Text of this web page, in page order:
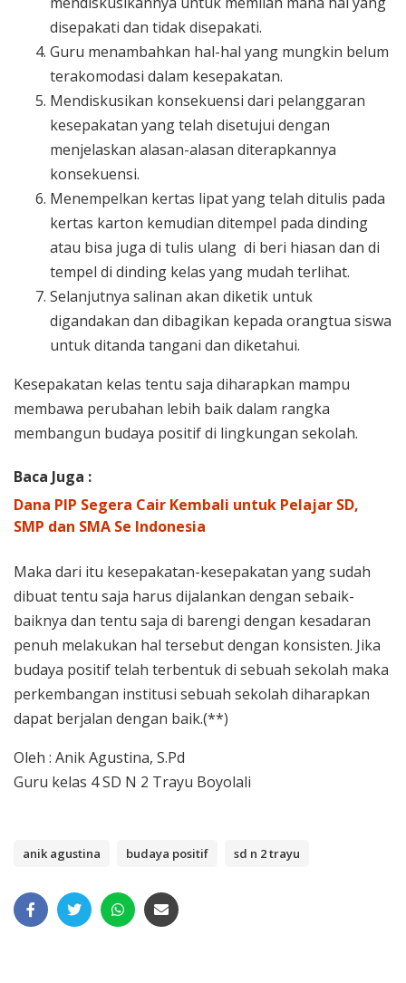
disepakati dan tidak disepakati.
Guru menambahkan hal-hal yang mungkin belum
terakomodasi dalam kesepakatan.
Mendiskusikan konsekuensi dari pelanggaran
kesepakatan yang telah disetujui dengan
menjelaskan alasan-alasan diterapkannya
konsekuensi.
Menempelkan kertas lipat yang telah ditulis pada
kertas karton kemudian ditempel pada dinding
atau bisa juga di tulis ulang di beri hiasan dan di
tempel di dinding kelas yang mudah terlihat.
Selanjutnya salinan akan diketik untuk
digandakan dan dibagikan kepada orangtua siswa
untuk ditanda tangani dan diketahui.
Kesepakatan kelas tentu saja diharapkan mampu
membawa perubahan lebih baik dalam rangka
membangun budaya positif di lingkungan sekolah.
Baca Juga :
Dana PIP Segera Cair Kembali untuk Pelajar SD,
SMP dan SMA Se Indonesia
Maka dari itu kesepakatan-kesepakatan yang sudah
dibuat tentu saja harus dijalankan dengan sebaik-
baiknya dan tentu saja di barengi dengan kesadaran
penuh melakukan hal tersebut dengan konsisten. Jika
budaya positif telah terbentuk di sebuah sekolah maka
perkembangan institusi sebuah sekolah diharapkan
dapat berjalan dengan baik.(**)
Oleh : Anik Agustina, S.Pd
Guru kelas 4 SD N 2 Trayu Boyolali
anik agustina budaya positif sd n 2 trayu